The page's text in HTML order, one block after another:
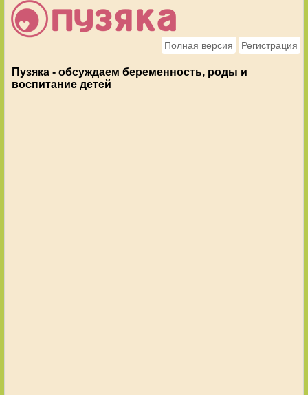
Полная версия Регистрация
Пузяка - обсуждаем беременность, роды и
воспитание детей